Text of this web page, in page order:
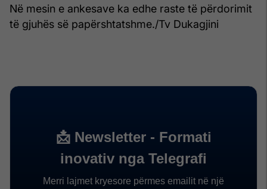
Në mesin e ankesave ka edhe raste të përdorimit
të gjuhës së papërshtatshme./Tv Dukagjini